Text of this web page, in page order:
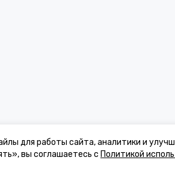
и услуг, носит информационный
для работы сайта, аналитики и
вы соглашаетесь с Политикой